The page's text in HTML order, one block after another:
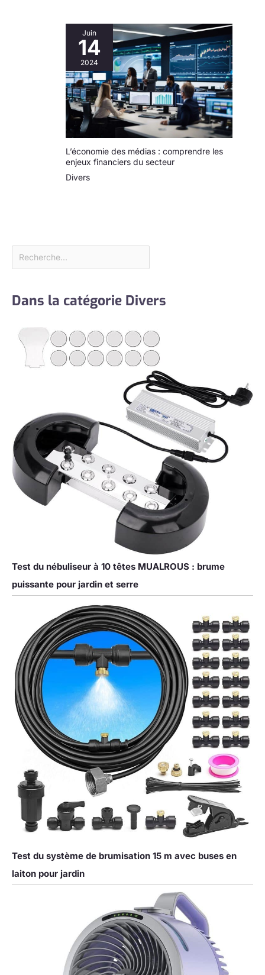
et de vous assurer une
bonne nuit de sommeil
【Remarques
Importantes】 ① Soyez
prudent lors de l'utilisation
de la fonction de
pulvérisation à l'intérieur.
② Utilisez de l'eau
purifiée ou filtrée. ③ Lors
de l'utilisation, placez les
deux tuyaux d'eau dans le
et à son réglage d’angle,
ce petit ventilateur USB
s’adapte parfaitement à
divers environnements :
chambre, bureau, espace
d’étude, dortoir, voyage,
camping et autres
activités intérieures et
extérieures – un
incontournable polyvalent
pour se rafraîchir en été.
Juin
14
2024
L’économie des médias : comprendre les
enjeux financiers du secteur
Divers
Dans la catégorie Divers
Test du nébuliseur à 10 têtes MUALROUS : brume
puissante pour jardin et serre
Test du système de brumisation 15 m avec buses en
laiton pour jardin